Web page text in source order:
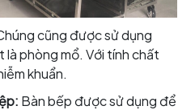
cũng được sử dụng
phòng mổ. Với tính chất
khuẩn.
Bàn bếp được sử dụng để